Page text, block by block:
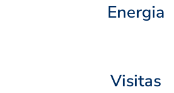
Energia
Visitas